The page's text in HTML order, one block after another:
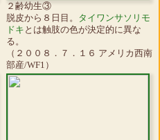
２齢幼生③
脱皮から８日目。 タイワンサソリモ
ドキ とは触肢の色が決定的に異な
る。
（２００８．７．１６ アメリカ西南
部産/WF1）